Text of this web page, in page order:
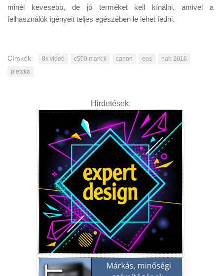
minél kevesebb, de jó terméket kell kínálni, amivel a
felhasználók igényeit teljes egészében le lehet fedni.
Címkék: 8k videó c500 mark ii canon eos
nab 2016
pletyka
Hirdetések: